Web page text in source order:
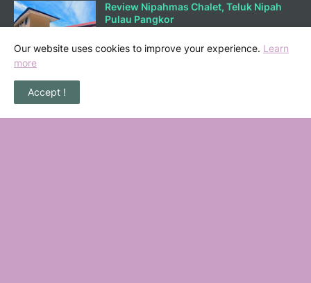
Review Nipahmas Chalet, Teluk Nipah
Pulau Pangkor
Our website uses cookies to improve your experience. Learn
more
Accept !